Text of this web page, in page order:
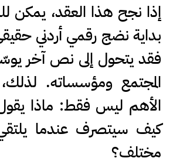
إذا نجح هذا العقد، يمكن
بداية نضج رقمي أردني
فقد يتحول إلى نص آخر
المجتمع ومؤسساته.
الأهم ليس فقط: ماذا
كيف سيتصرف عندما
مختلف؟